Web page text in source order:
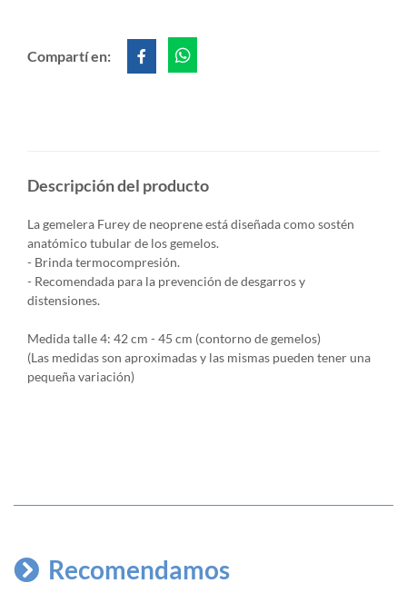
Compartí en:
Descripción del producto
La gemelera Furey de neoprene está diseñada como sostén
anatómico tubular de los gemelos.
- Brinda termocompresión.
- Recomendada para la prevención de desgarros y
distensiones.
Medida talle 4: 42 cm - 45 cm (contorno de gemelos)
(Las medidas son aproximadas y las mismas pueden tener una
pequeña variación)
Recomendamos